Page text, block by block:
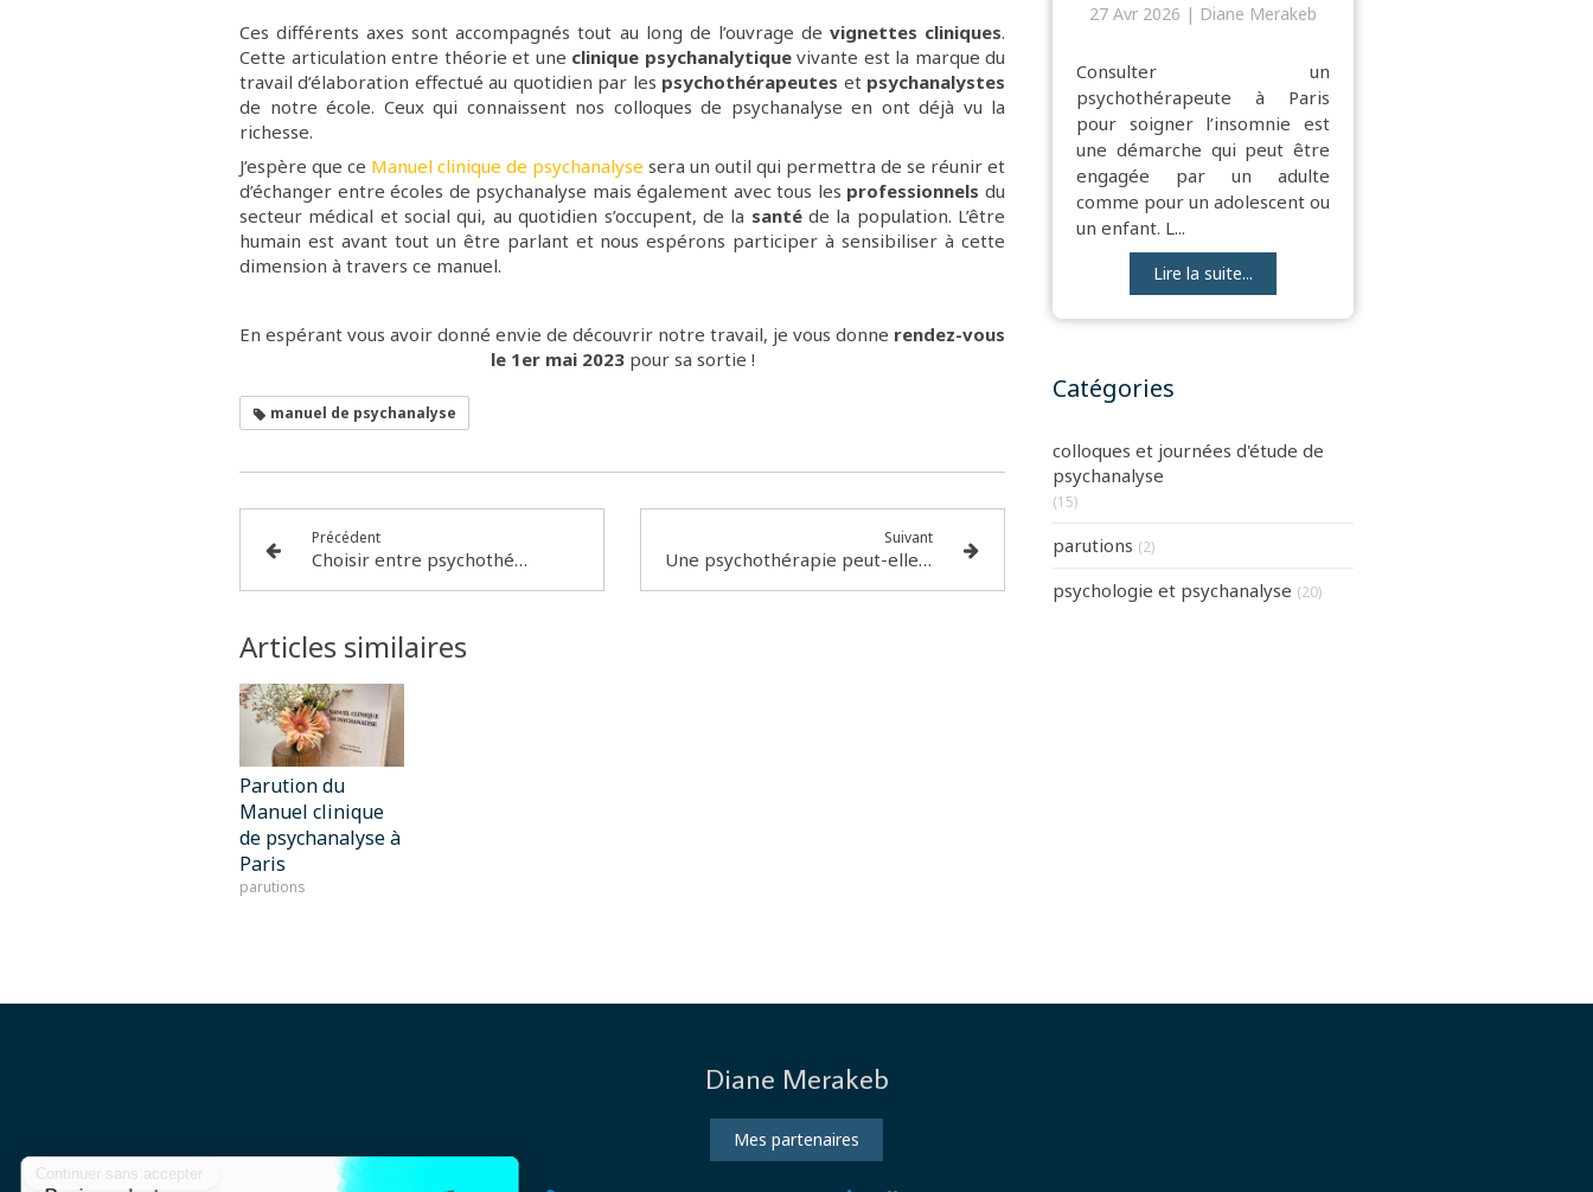
Ces différents axes sont accompagnés tout au long de l’ouvrage de vignettes cliniques.
Cette articulation entre théorie et une clinique psychanalytiquevivante est la marque du
travail d’élaboration effectué au quotidien par les psychothérapeutes et psychanalystes
de notre école. Ceux qui connaissent nos colloques de psychanalyse en ont déjà vu la
richesse.
J’espère que ce Manuel clinique de psychanalyse sera un outil qui permettra de se réunir et
d’échanger entre écoles de psychanalyse mais également avec tous les professionnels du
secteur médical et social qui, au quotidien s’occupent, de la santéde la population. L’être
humain est avant tout un être parlant et nous espérons participer à sensibiliser à cette
dimension à travers ce manuel.
En espérant vous avoir donné envie de découvrir notre travail, je vous donne rendez-vous
le 1er mai 2023pour sa sortie !
manuel de psychanalyse
Précédent
Choisir entre psychothérapie et psychanalyse à Paris 17
Suivant
Une psychothérapie peut-elle soigner une maladie psychosomatique ? À Paris 17
Articles similaires
Parution du
Manuel clinique
de psychanalyse à
Paris
parutions
27 Avr 2026 Diane Merakeb
Consulter un
psychothérapeute à Paris
pour soigner l’insomnie est
une démarche qui peut être
engagée par un adulte
comme pour un adolescent ou
un enfant. L...
Lire la suite...
Catégories
colloques et journées d'étude de
psychanalyse
(15)
parutions (2)
psychologie et psychanalyse (20)
Diane Merakeb
Mes partenaires